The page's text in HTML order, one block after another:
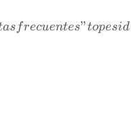
title =
as frecuentes"topesid